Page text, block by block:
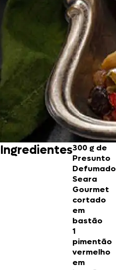
Ingredientes300 g de
Presunto
Defumado
Seara
Gourmet
cortado
em
bastão
1
pimentão
vermelho
em